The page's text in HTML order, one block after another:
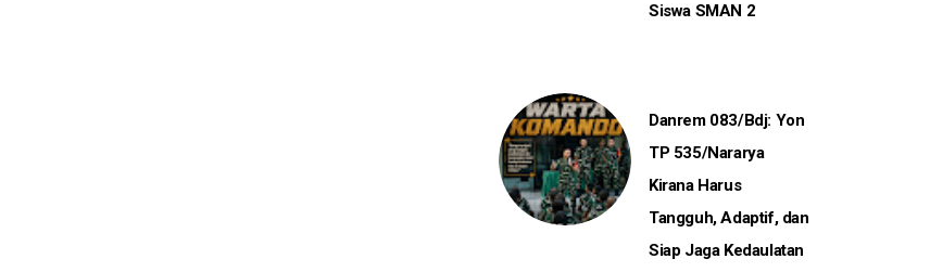
Siswa SMAN 2
Danrem 083/Bdj: Yon
TP 535/Nararya
Kirana Harus
Tangguh, Adaptif, dan
Siap Jaga Kedaulatan